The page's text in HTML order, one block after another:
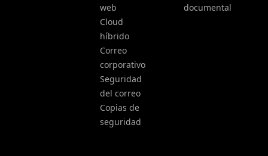
web
Cloud
híbrido
Correo
corporativo
Seguridad
del correo
Copias de
seguridad
documental